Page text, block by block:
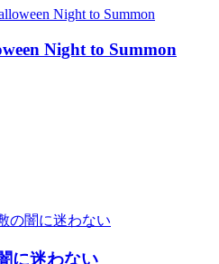
Night to Summon
に迷わない